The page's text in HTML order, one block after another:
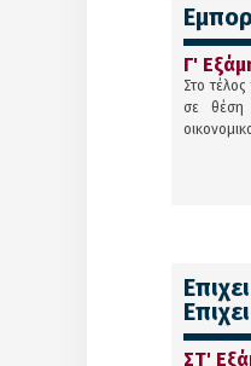
Γ'
Στο
σε θέση
ΣΤ'